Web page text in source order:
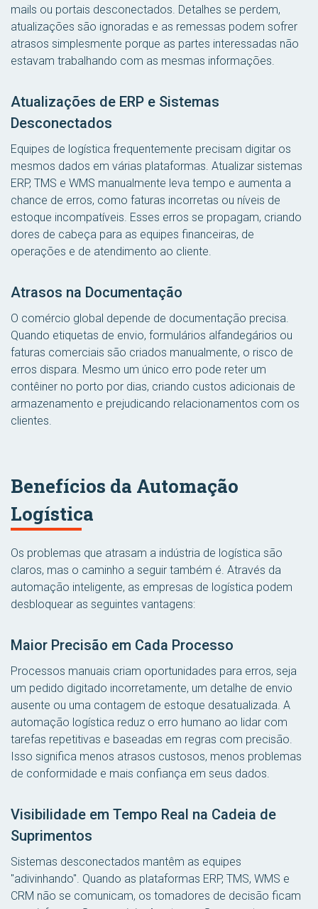
mails ou portais desconectados. Detalhes se perdem,
atualizações são ignoradas e as remessas podem sofrer
atrasos simplesmente porque as partes interessadas não
estavam trabalhando com as mesmas informações.
Atualizações de ERP e Sistemas
Desconectados
Equipes de logística frequentemente precisam digitar os
mesmos dados em várias plataformas. Atualizar sistemas
ERP, TMS e WMS manualmente leva tempo e aumenta a
chance de erros, como faturas incorretas ou níveis de
estoque incompatíveis. Esses erros se propagam, criando
dores de cabeça para as equipes financeiras, de
operações e de atendimento ao cliente.
Atrasos na Documentação
O comércio global depende de documentação precisa.
Quando etiquetas de envio, formulários alfandegários ou
faturas comerciais são criados manualmente, o risco de
erros dispara. Mesmo um único erro pode reter um
contêiner no porto por dias, criando custos adicionais de
armazenamento e prejudicando relacionamentos com os
clientes.
Benefícios da Automação
Logística
Os problemas que atrasam a indústria de logística são
claros, mas o caminho a seguir também é. Através da
automação inteligente, as empresas de logística podem
desbloquear as seguintes vantagens:
Maior Precisão em Cada Processo
Processos manuais criam oportunidades para erros, seja
um pedido digitado incorretamente, um detalhe de envio
ausente ou uma contagem de estoque desatualizada. A
automação logística reduz o erro humano ao lidar com
tarefas repetitivas e baseadas em regras com precisão.
Isso significa menos atrasos custosos, menos problemas
de conformidade e mais confiança em seus dados.
Visibilidade em Tempo Real na Cadeia de
Suprimentos
Sistemas desconectados mantêm as equipes
"adivinhando". Quando as plataformas ERP, TMS, WMS e
CRM não se comunicam, os tomadores de decisão ficam